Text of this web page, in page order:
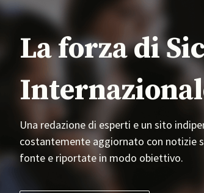
La forza di
Una redazione di esperti e un sito
costantemente aggiornato con notizie
fonte e riportate in modo obiettivo.